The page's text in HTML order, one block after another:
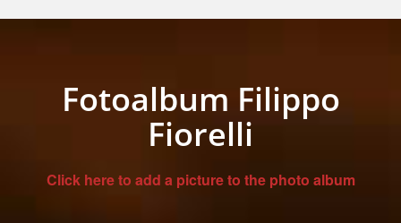
Fotoalbum Filippo
Fiorelli
Click here to add a picture to the photo album